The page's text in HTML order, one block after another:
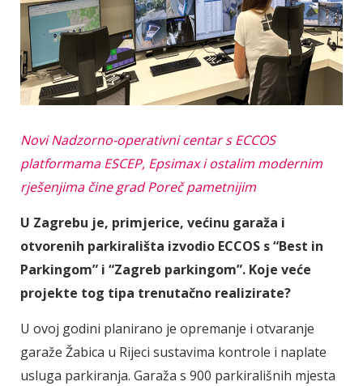
Novi Nadzorno-operativni centar s ECCOS
platformama ESCEP, Epsimax i ostalim modernim
rješenjima čine grad Poreč pametnijim
U Zagrebu je, primjerice, većinu garaža i
otvorenih parkirališta izvodio ECCOS s “Best in
Parkingom” i “Zagreb parkingom”. Koje veće
projekte tog tipa trenutačno realizirate?
U ovoj godini planirano je opremanje i otvaranje
garaže Žabica u Rijeci sustavima kontrole i naplate
usluga parkiranja. Garaža s 900 parkirališnih mjesta